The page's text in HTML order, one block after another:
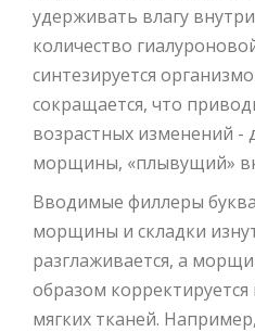
удерживать влагу
количество
синтезируется
сокращается, что
возрастных изменений -
морщины, «плывущий»
Вводимые филлеры
морщины и складки
разглаживается, а
образом
мягких тканей.